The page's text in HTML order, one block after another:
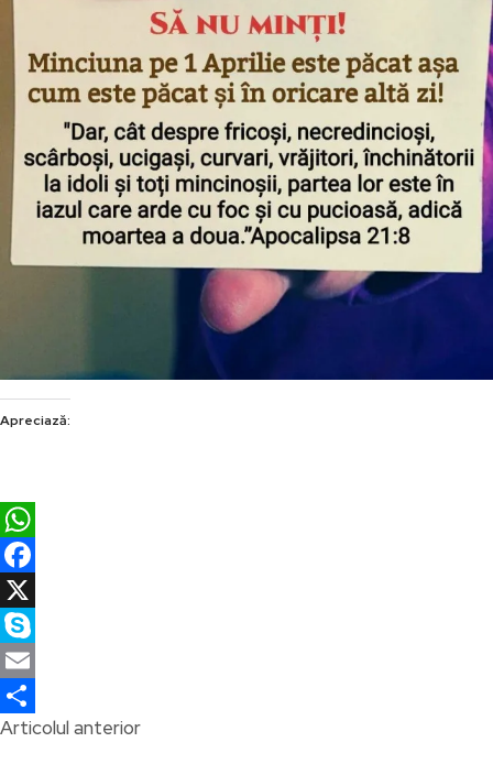
Apreciază:
WhatsApp
Facebook
X
Skype
Email
Partajează
Articolul anterior